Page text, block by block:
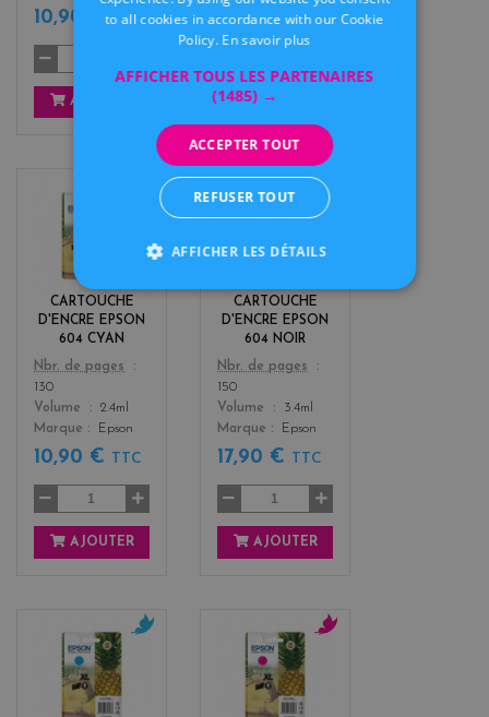
10,90 €TTC
AJOUTER
10,90 €TTC
AJOUTER
CARTOUCHE
D'ENCRE EPSON
604 CYAN
Color
Nbr. de pages
130
Volume
2.4ml
Marque
Epson
10,90 € TTC
AJOUTER
CARTOUCHE
D'ENCRE EPSON
604 NOIR
Color
a
k
Nbr. de pages
150
Volume
3.4ml
Marque
Epson
17,90 € TTC
AJOUTER
to all cookies in accordance with our Cookie
Policy. En savoir plus
AFFICHER TOUS LES PARTENAIRES
(1485) →
ACCEPTER TOUT
REFUSER TOUT
AFFICHER LES DÉTAILS